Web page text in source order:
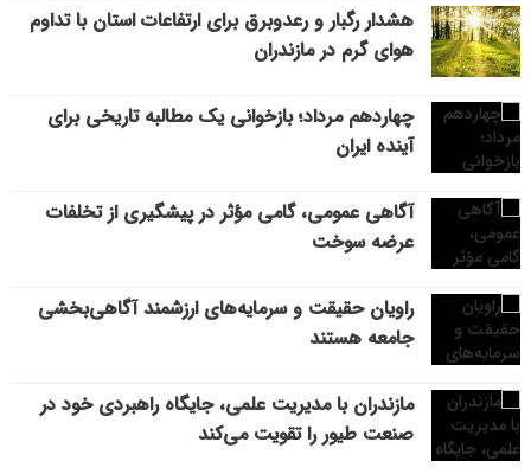
هشدار رگبار و رعدوبرق برای ارتفاعات استان با تداوم
هوای گرم در مازندران
چهاردهم مرداد؛ بازخوانی یک مطالبه تاریخی برای
آینده ایران
آگاهی عمومی، گامی مؤثر در پیشگیری از تخلفات
عرضه سوخت
راویان حقیقت و سرمایه‌های ارزشمند آگاهی‌بخشی
جامعه هستند
مازندران با مدیریت علمی، جایگاه راهبردی خود در
صنعت طیور را تقویت می‌کند